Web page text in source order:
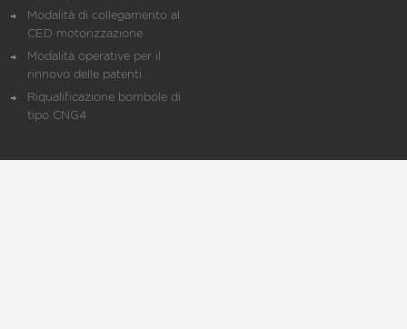
Modalità di collegamento al
CED motorizzazione
Modalità operative per il
rinnovo delle patenti
Riqualificazione bombole di
tipo CNG4